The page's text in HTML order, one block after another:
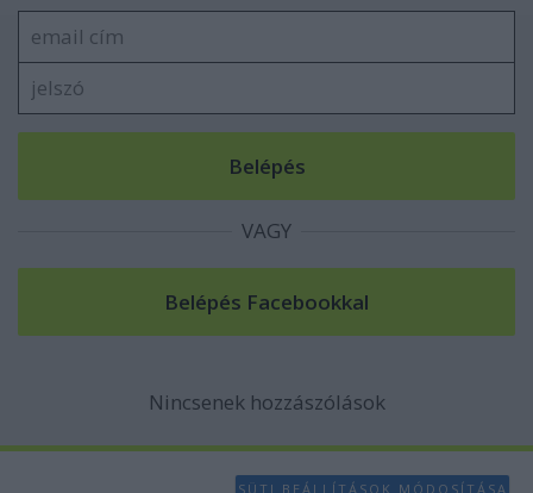
VAGY
Nincsenek hozzászólások
SÜTI BEÁLLÍTÁSOK MÓDOSÍTÁSA